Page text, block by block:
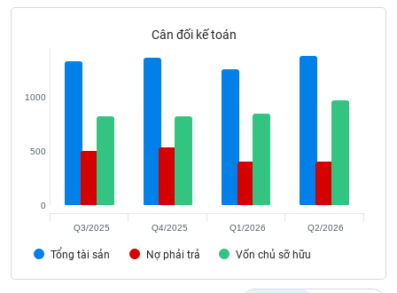
Cân đối kế toán
Tổng tài sản Nợ phải trả Vốn chủ sỡ hữu
0
500
1000
Q3/2025 Q4/2025 Q1/2026 Q2/2026
chính